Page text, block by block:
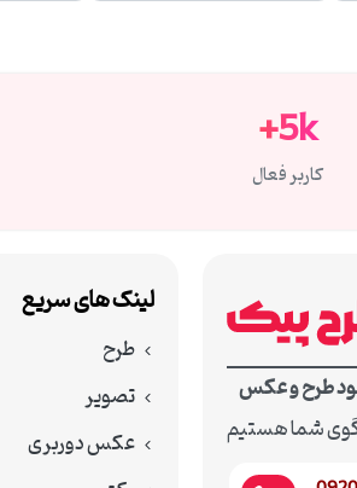
5k+
کاربر فعال
طرح و عکس
شما هستیم
لینک های سریع
طرح
تصویر
عکس دوربری